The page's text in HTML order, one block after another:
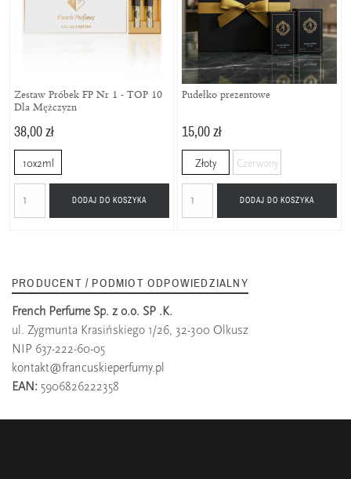
Zestaw Próbek FP Nr 1 - TOP 10
Dla Mężczyzn
38,00 zł
10x2ml
DODAJ DO KOSZYKA
Pudełko prezentowe
15,00 zł
Złoty Czerwony
DODAJ DO KOSZYKA
PRODUCENT / PODMIOT ODPOWIEDZIALNY
French Perfume Sp. z o.o. SP .K.
ul. Zygmunta Krasińskiego 1/26, 32-300 Olkusz
NIP 637-222-60-05
kontakt@francuskieperfumy.pl
EAN: 5906826222358